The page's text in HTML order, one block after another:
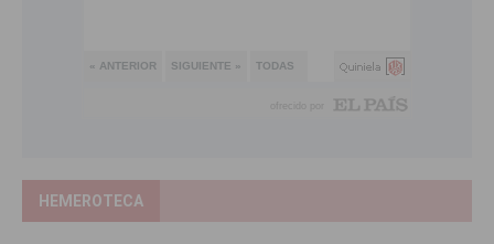
HEMEROTECA